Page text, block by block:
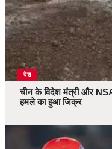
देश
चीन के विदेश मंत्री और
हमले का हुआ जिक्र